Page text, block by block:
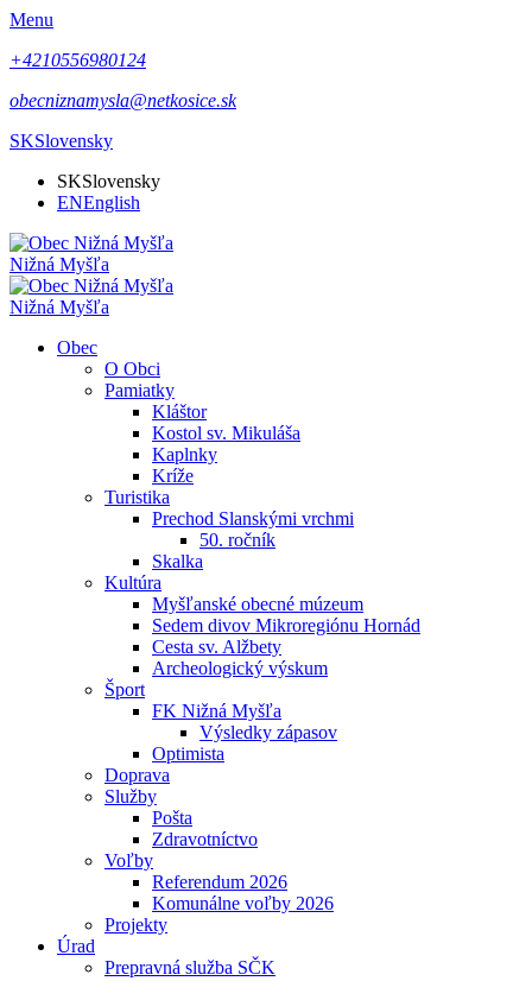
Menu
+4210556980124
obecniznamysla@netkosice.sk
SKSlovensky
SKSlovensky
ENEnglish
Nižná Myšľa
Nižná Myšľa
Obec
O Obci
Pamiatky
Kláštor
Kostol sv. Mikuláša
Kaplnky
Kríže
Turistika
Prechod Slanskými vrchmi
50. ročník
Skalka
Kultúra
Myšľanské obecné múzeum
Sedem divov Mikroregiónu Hornád
Cesta sv. Alžbety
Archeologický výskum
Šport
FK Nižná Myšľa
Výsledky zápasov
Optimista
Doprava
Služby
Pošta
Zdravotníctvo
Voľby
Referendum 2026
Komunálne voľby 2026
Projekty
Úrad
Prepravná služba SČK